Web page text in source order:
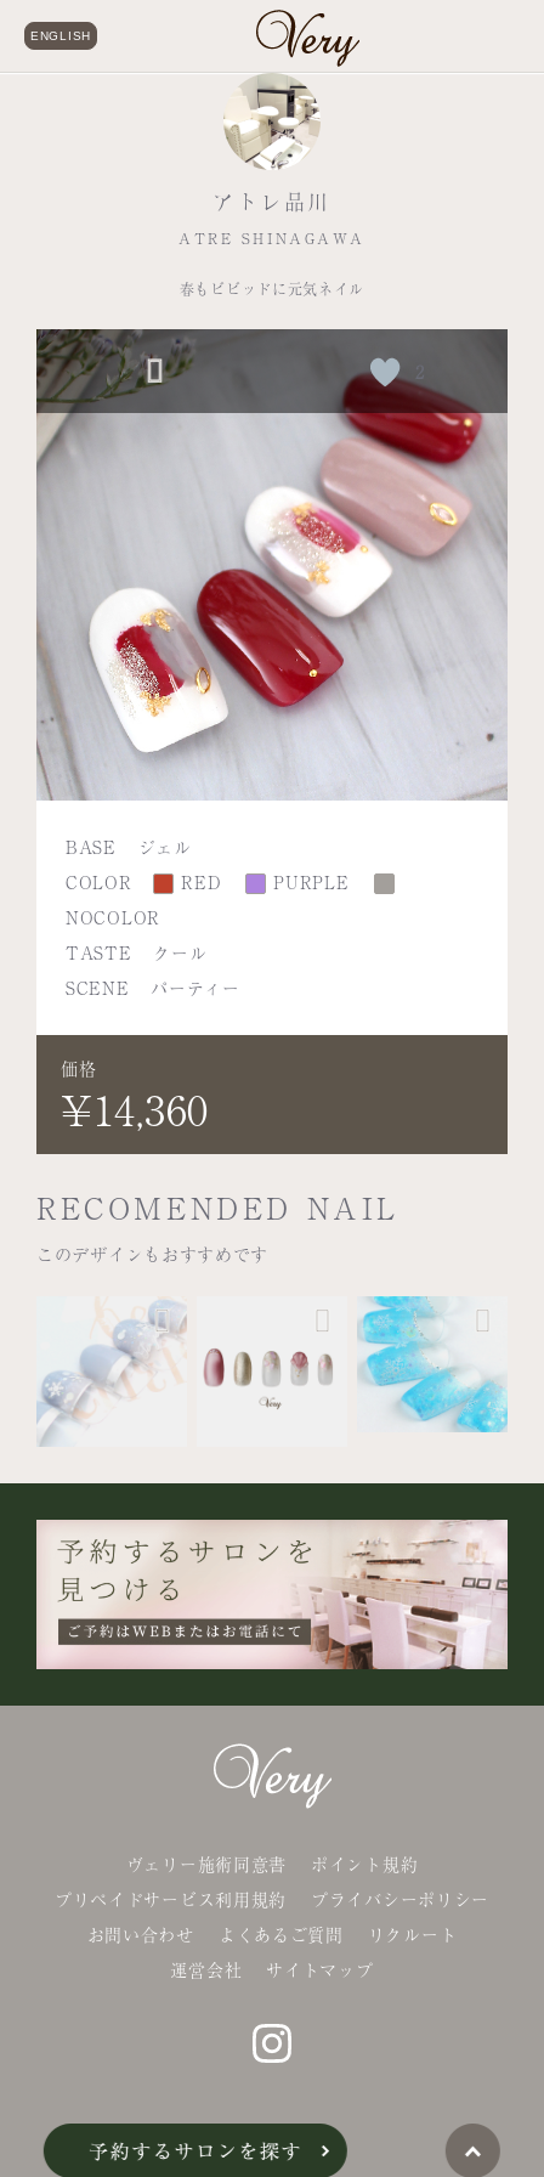
ENGLISH
アトレ品川
ATRE SHINAGAWA
春もビビッドに元気ネイル
BASE
ジェル
COLOR
RED
PURPLE
NOCOLOR
TASTE
クール
SCENE
パーティー
価格
¥14,360
2
RECOMENDED NAIL
このデザインもおすすめです
ヴェリー施術同意書
ポイント規約
プリペイドサービス利用規約
プライバシーポリシー
お問い合わせ
よくあるご質問
リクルート
運営会社
サイトマップ
©Belle-x. co.,Ltd.